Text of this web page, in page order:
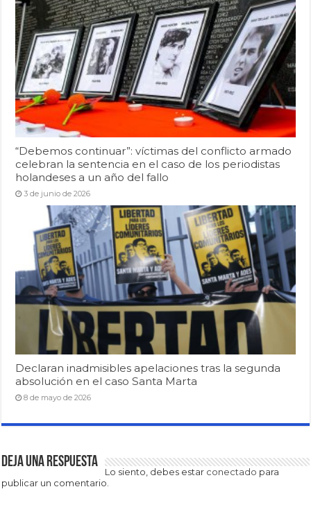
“Debemos continuar”: víctimas del conflicto armado
celebran la sentencia en el caso de los periodistas
holandeses a un año del fallo
3 de junio de 2026
Declaran inadmisibles apelaciones tras la segunda
absolución en el caso Santa Marta
8 de mayo de 2026
Deja una respuesta
Lo siento, debes estar conectado para
publicar un comentario.